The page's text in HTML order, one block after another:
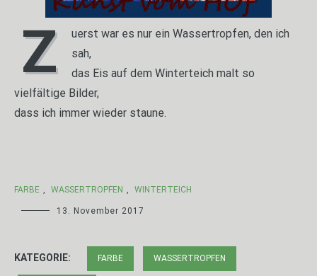
Z
uerst war es nur ein Wassertropfen, den ich
sah,
das Eis auf dem Winterteich malt so
vielfältige Bilder,
dass ich immer wieder staune.
FARBE WASSERTROPFEN WINTERTEICH
13. November 2017
KATEGORIE: FARBE WASSERTROPFEN